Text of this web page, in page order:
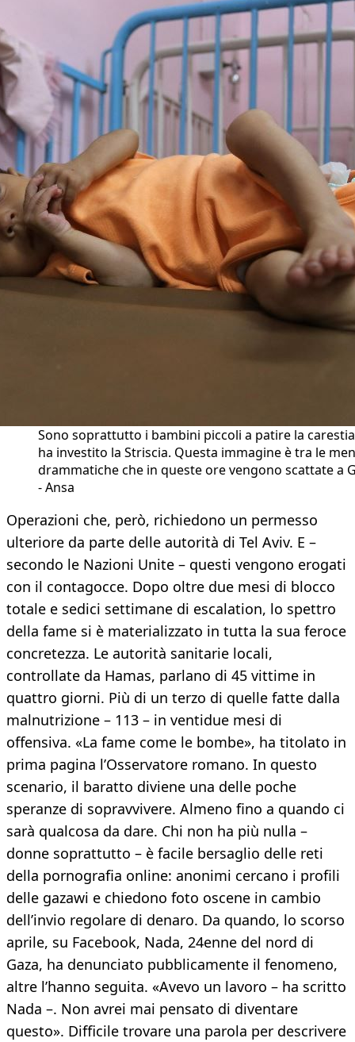
Sono soprattutto i bambini piccoli a patire la
ha investito la Striscia. Questa immagine è tra le
drammatiche che in queste ore vengono scattate a
- Ansa
Operazioni che, però, richiedono un permesso
ulteriore da parte delle autorità di Tel Aviv. E –
secondo le Nazioni Unite – questi vengono erogati
con il contagocce. Dopo oltre due mesi di blocco
totale e sedici settimane di escalation, lo spettro
della fame si è materializzato in tutta la sua feroce
concretezza. Le autorità sanitarie locali,
controllate da Hamas, parlano di 45 vittime in
quattro giorni. Più di un terzo di quelle fatte dalla
malnutrizione – 113 – in ventidue mesi di
offensiva. «La fame come le bombe», ha titolato in
prima pagina l’Osservatore romano. In questo
scenario, il baratto diviene una delle poche
speranze di sopravvivere. Almeno fino a quando ci
sarà qualcosa da dare. Chi non ha più nulla –
donne soprattutto – è facile bersaglio delle reti
della pornografia online: anonimi cercano i profili
delle gazawi e chiedono foto oscene in cambio
dell’invio regolare di denaro. Da quando, lo scorso
aprile, su Facebook, Nada, 24enne del nord di
Gaza, ha denunciato pubblicamente il fenomeno,
altre l’hanno seguita. «Avevo un lavoro – ha scritto
Nada –. Non avrei mai pensato di diventare
questo». Difficile trovare una parola per descrivere